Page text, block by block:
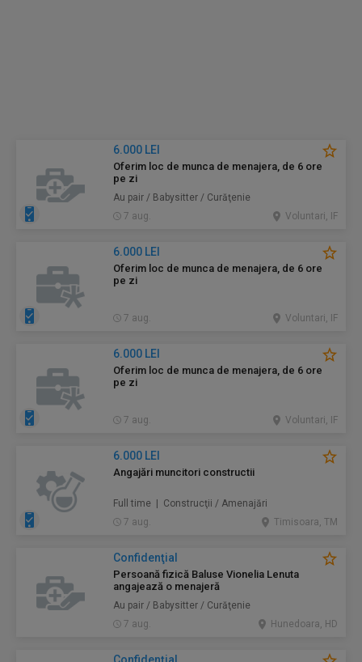
6.000 LEI
Oferim loc de munca de menajera, de 6 ore
pe zi
Au pair / Babysitter / Curăţenie
7 aug.
Voluntari, IF
6.000 LEI
Oferim loc de munca de menajera, de 6 ore
pe zi
7 aug. Voluntari, IF
6.000 LEI
Oferim loc de munca de menajera, de 6 ore
pe zi
7 aug. Voluntari, IF
6.000 LEI
Angajări muncitori constructii
Full time | Construcţii / Amenajări
7 aug.
Timisoara, TM
Confidenţial
Persoană fizică Baluse Vionelia Lenuta
angajează o menajeră
Au pair / Babysitter / Curăţenie
7 aug.
Hunedoara, HD